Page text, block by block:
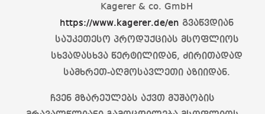
Kagerer & co. GmbH
https://www.kagerer.de/en გვაწვდიან
საუკეთესო პროდუქციას მსოფლიოს
სხვადასხვა წერტილიდან, ძირითადად
სამხრეთ-აღმოსავლეთი აზიიდან.
ჩვენ მზარეულებს აქვთ მუშაობის